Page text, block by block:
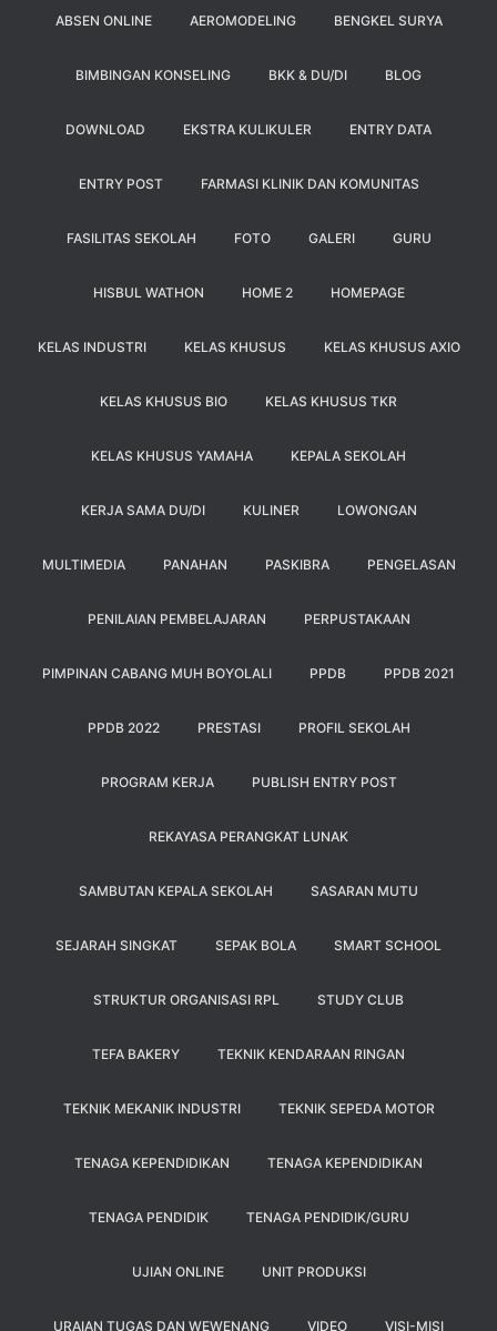
ABSEN ONLINE AEROMODELING BENGKEL SURYA
BIMBINGAN KONSELING BKK & DU/DI BLOG
DOWNLOAD EKSTRA KULIKULER ENTRY DATA
ENTRY POST FARMASI KLINIK DAN KOMUNITAS
FASILITAS SEKOLAH FOTO GALERI GURU
HISBUL WATHON HOME 2 HOMEPAGE
KELAS INDUSTRI KELAS KHUSUS KELAS KHUSUS AXIO
KELAS KHUSUS BIO KELAS KHUSUS TKR
KELAS KHUSUS YAMAHA KEPALA SEKOLAH
KERJA SAMA DU/DI KULINER LOWONGAN
MULTIMEDIA PANAHAN PASKIBRA PENGELASAN
PENILAIAN PEMBELAJARAN PERPUSTAKAAN
PIMPINAN CABANG MUH BOYOLALI PPDB PPDB 2021
PPDB 2022 PRESTASI PROFIL SEKOLAH
PROGRAM KERJA PUBLISH ENTRY POST
REKAYASA PERANGKAT LUNAK
SAMBUTAN KEPALA SEKOLAH SASARAN MUTU
SEJARAH SINGKAT SEPAK BOLA SMART SCHOOL
STRUKTUR ORGANISASI RPL STUDY CLUB
TEFA BAKERY TEKNIK KENDARAAN RINGAN
TEKNIK MEKANIK INDUSTRI TEKNIK SEPEDA MOTOR
TENAGA KEPENDIDIKAN TENAGA KEPENDIDIKAN
TENAGA PENDIDIK TENAGA PENDIDIK/GURU
UJIAN ONLINE UNIT PRODUKSI
URAIAN TUGAS DAN WEWENANG VIDEO VISI-MISI